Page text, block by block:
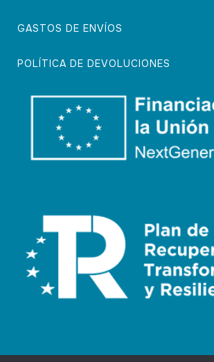
GASTOS DE ENVÍOS
POLÍTICA DE DEVOLUCIONES